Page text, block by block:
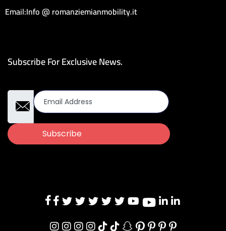
Email:Info @ romanziemianmobility.it
Subscribe For Exclusive News.
Subscribe